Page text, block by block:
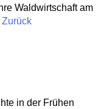
Waldwirtschaft am
Zurück
in der Frühen